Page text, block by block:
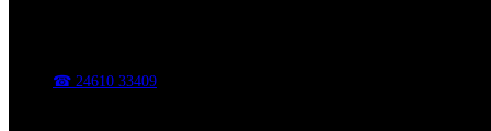
☎ 24610 33409